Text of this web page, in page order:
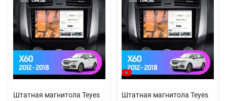
Штатная магнитола Teyes
Штатная магнитола Teyes